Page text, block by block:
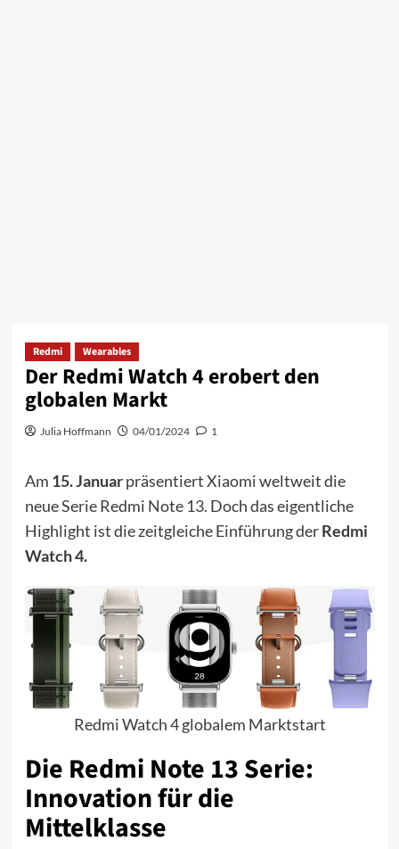
Redmi Wearables
Der Redmi Watch 4 erobert den
globalen Markt
Julia Hoffmann 04/01/2024 1
Am 15. Januarpräsentiert Xiaomi weltweit die
neue Serie Redmi Note 13. Doch das eigentliche
Highlight ist die zeitgleiche Einführung derRedmi
Watch 4.
Redmi Watch 4 globalem Marktstart
Die Redmi Note 13 Serie:
Innovation für die
Mittelklasse